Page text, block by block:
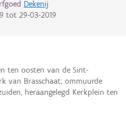
Dekenij
tot 29-03-2019
ten oosten van de Sint-
van Brasschaat; ommuurde
heraangelegd Kerkplein ten